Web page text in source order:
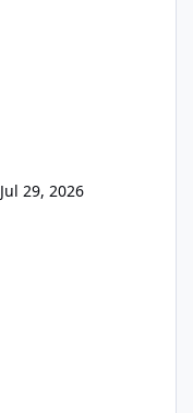
Jul 29, 2026